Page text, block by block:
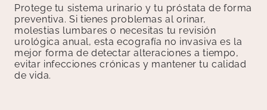
Ginecología
Medicina Estética
Fisioterapia
Hematología
Medicina General
Protege tu sistema urinario y tu próstata de forma
preventiva. Si tienes problemas al orinar,
molestias lumbares o necesitas tu revisión
urológica anual, esta ecografía no invasiva es la
mejor forma de detectar alteraciones a tiempo,
evitar infecciones crónicas y mantener tu calidad
de vida.